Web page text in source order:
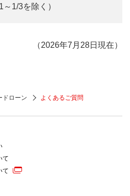
～1/3を除く）
（2026年7月28日現在）
ドローン よくあるご質問
て
て